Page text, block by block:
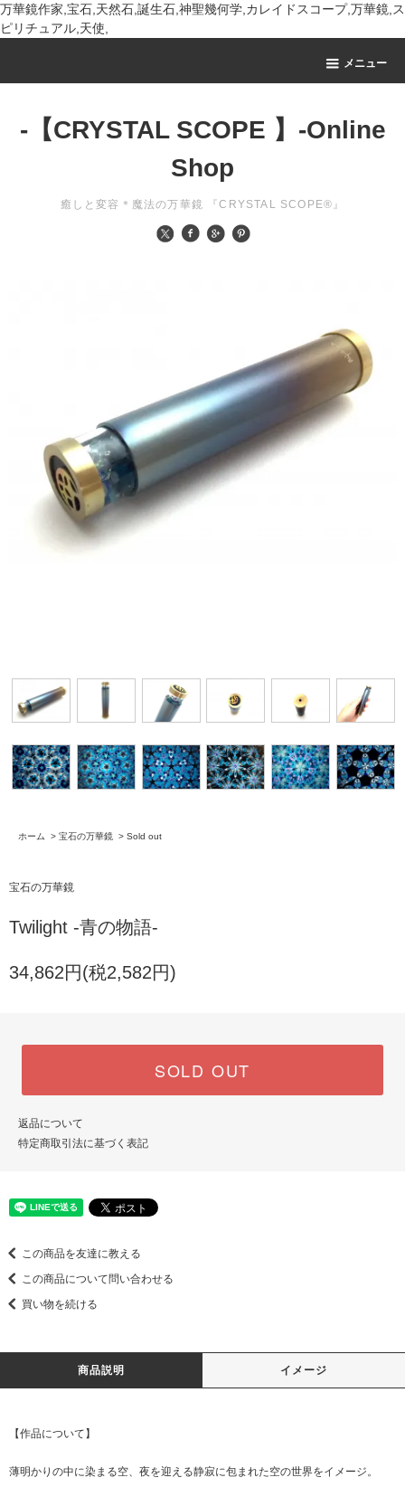
万華鏡作家,宝石,天然石,誕生石,神聖幾何学,カレイドスコープ,万華鏡,ス
ピリチュアル,天使,
メニュー
-【CRYSTAL SCOPE 】-Online
Shop
癒しと変容＊魔法の万華鏡 『CRYSTAL SCOPE®』
ホーム > 宝石の万華鏡 > Sold out
宝石の万華鏡
Twilight -青の物語-
34,862円(税2,582円)
SOLD OUT
返品について
特定商取引法に基づく表記
この商品を友達に教える
この商品について問い合わせる
買い物を続ける
商品説明 イメージ
【作品について】
薄明かりの中に染まる空、夜を迎える静寂に包まれた空の世界をイメージ。